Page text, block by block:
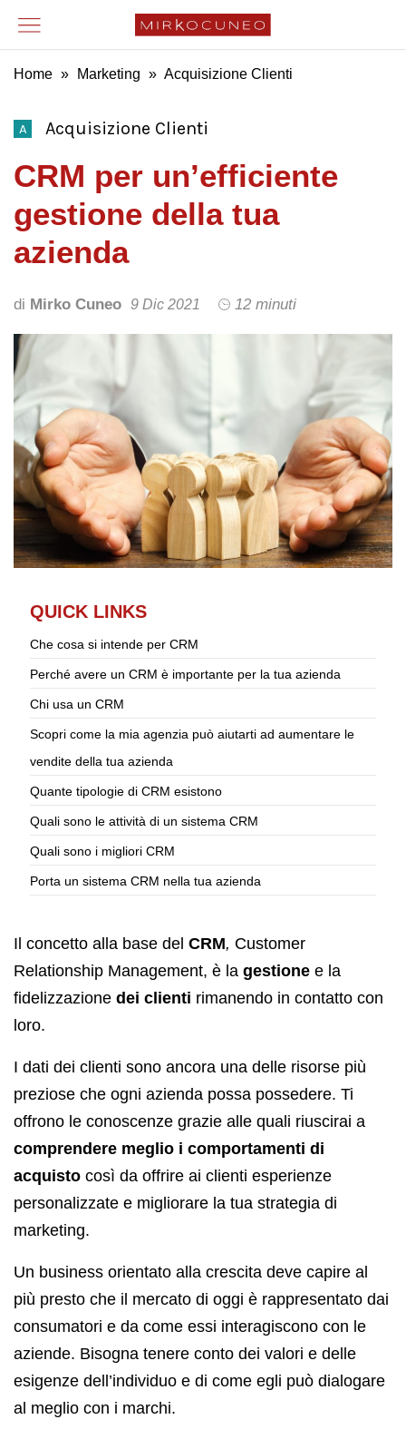
Home » Marketing » Acquisizione Clienti
A Acquisizione Clienti
CRM per un’efficiente
gestione della tua
azienda
di Mirko Cuneo 9 Dic 2021 12 minuti
QUICK LINKS
Che cosa si intende per CRM
Perché avere un CRM è importante per la tua azienda
Chi usa un CRM
Scopri come la mia agenzia può aiutarti ad aumentare le
vendite della tua azienda
Quante tipologie di CRM esistono
Quali sono le attività di un sistema CRM
Quali sono i migliori CRM
Porta un sistema CRM nella tua azienda
Il concetto alla base del CRM, Customer
Relationship Management, è la gestione e la
fidelizzazione dei clienti rimanendo in contatto con
loro.
I dati dei clienti sono ancora una delle risorse più
preziose che ogni azienda possa possedere. Ti
offrono le conoscenze grazie alle quali riuscirai a
comprendere meglio i comportamenti di
acquisto così da offrire ai clienti esperienze
personalizzate e migliorare la tua strategia di
marketing.
Un business orientato alla crescita deve capire al
più presto che il mercato di oggi è rappresentato dai
consumatori e da come essi interagiscono con le
aziende. Bisogna tenere conto dei valori e delle
esigenze dell’individuo e di come egli può dialogare
al meglio con i marchi.